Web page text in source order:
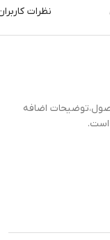
نظرات
اضافه